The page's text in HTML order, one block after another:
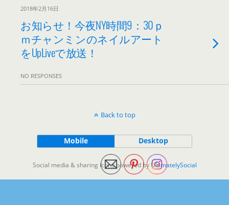
2018年2月16日
お知らせ！今夜NY時間9：30ｐ
ｍチャンミンのネイルアート
をUpLiveで放送！
NO RESPONSES
Back to top
Mobile Desktop
Social media & sharing icons powered by UltimatelySocial